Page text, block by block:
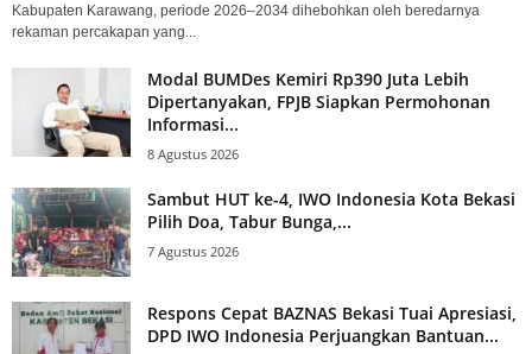
Kabupaten Karawang, periode 2026–2034 dihebohkan oleh beredarnya
rekaman percakapan yang...
Modal BUMDes Kemiri Rp390 Juta Lebih
Dipertanyakan, FPJB Siapkan Permohonan
Informasi...
8 Agustus 2026
Sambut HUT ke-4, IWO Indonesia Kota Bekasi
Pilih Doa, Tabur Bunga,...
7 Agustus 2026
Respons Cepat BAZNAS Bekasi Tuai Apresiasi,
DPD IWO Indonesia Perjuangkan Bantuan...